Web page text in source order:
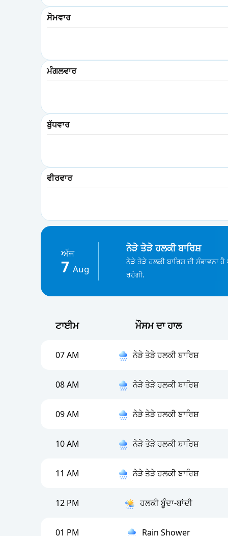
ਸੋਮਵਾਰ
ਮੰਗਲਵਾਰ
ਬੁੱਧਵਾਰ
ਵੀਰਵਾਰ
ਅੱਜ
7 Aug
ਨੇੜੇ ਤੇੜੇ ਹਲਕੀ ਬਾਰਿਸ਼
ਨੇੜੇ ਤੇੜੇ ਹਲਕੀ ਬਾਰਿਸ਼ ਦੀ ਸੰਭਾਵਨਾ
ਰਹੇਗੀ.
ਟਾਈਮ ਮੌਸਮ ਦਾ ਹਾਲ
07 AM ਨੇੜੇ ਤੇੜੇ ਹਲਕੀ ਬਾਰਿਸ਼
08 AM ਨੇੜੇ ਤੇੜੇ ਹਲਕੀ ਬਾਰਿਸ਼
09 AM ਨੇੜੇ ਤੇੜੇ ਹਲਕੀ ਬਾਰਿਸ਼
10 AM ਨੇੜੇ ਤੇੜੇ ਹਲਕੀ ਬਾਰਿਸ਼
11 AM ਨੇੜੇ ਤੇੜੇ ਹਲਕੀ ਬਾਰਿਸ਼
12 PM ਹਲਕੀ ਬੂੰਦਾ-ਬਾਂਦੀ
01 PM Rain Shower